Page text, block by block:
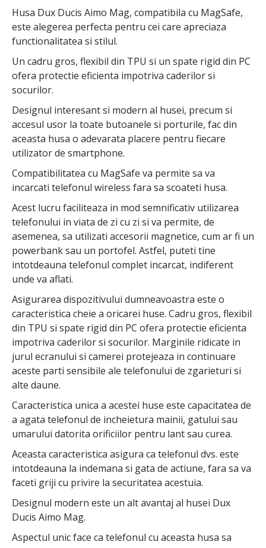
Husa Dux Ducis Aimo Mag, compatibila cu MagSafe,
este alegerea perfecta pentru cei care apreciaza
functionalitatea si stilul.
Un cadru gros, flexibil din TPU si un spate rigid din PC
ofera protectie eficienta impotriva caderilor si
socurilor.
Designul interesant si modern al husei, precum si
accesul usor la toate butoanele si porturile, fac din
aceasta husa o adevarata placere pentru fiecare
utilizator de smartphone.
Compatibilitatea cu MagSafe va permite sa va
incarcati telefonul wireless fara sa scoateti husa.
Acest lucru faciliteaza in mod semnificativ utilizarea
telefonului in viata de zi cu zi si va permite, de
asemenea, sa utilizati accesorii magnetice, cum ar fi un
powerbank sau un portofel. Astfel, puteti tine
intotdeauna telefonul complet incarcat, indiferent
unde va aflati.
Asigurarea dispozitivului dumneavoastra este o
caracteristica cheie a oricarei huse. Cadru gros, flexibil
din TPU si spate rigid din PC ofera protectie eficienta
impotriva caderilor si socurilor. Marginile ridicate in
jurul ecranului si camerei protejeaza in continuare
aceste parti sensibile ale telefonului de zgarieturi si
alte daune.
Caracteristica unica a acestei huse este capacitatea de
a agata telefonul de incheietura mainii, gatului sau
umarului datorita orificiilor pentru lant sau curea.
Aceasta caracteristica asigura ca telefonul dvs. este
intotdeauna la indemana si gata de actiune, fara sa va
faceti griji cu privire la securitatea acestuia.
Designul modern este un alt avantaj al husei Dux
Ducis Aimo Mag.
Aspectul unic face ca telefonul cu aceasta husa sa